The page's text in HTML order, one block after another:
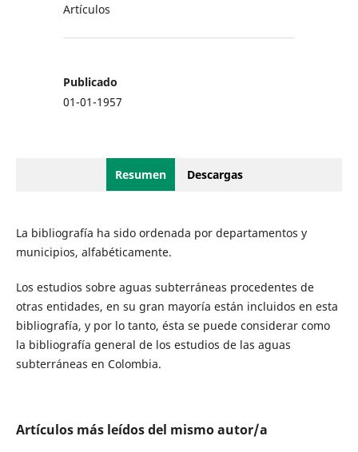
Artículos
Publicado
01-01-1957
Resumen Descargas
La bibliografía ha sido ordenada por departamentos y
municipios, alfabéticamente.
Los estudios sobre aguas subterráneas procedentes de
otras entidades, en su gran mayoría están incluidos en esta
bibliografía, y por lo tanto, ésta se puede considerar como
la bibliografía general de los estudios de las aguas
subterráneas en Colombia.
Artículos más leídos del mismo autor/a